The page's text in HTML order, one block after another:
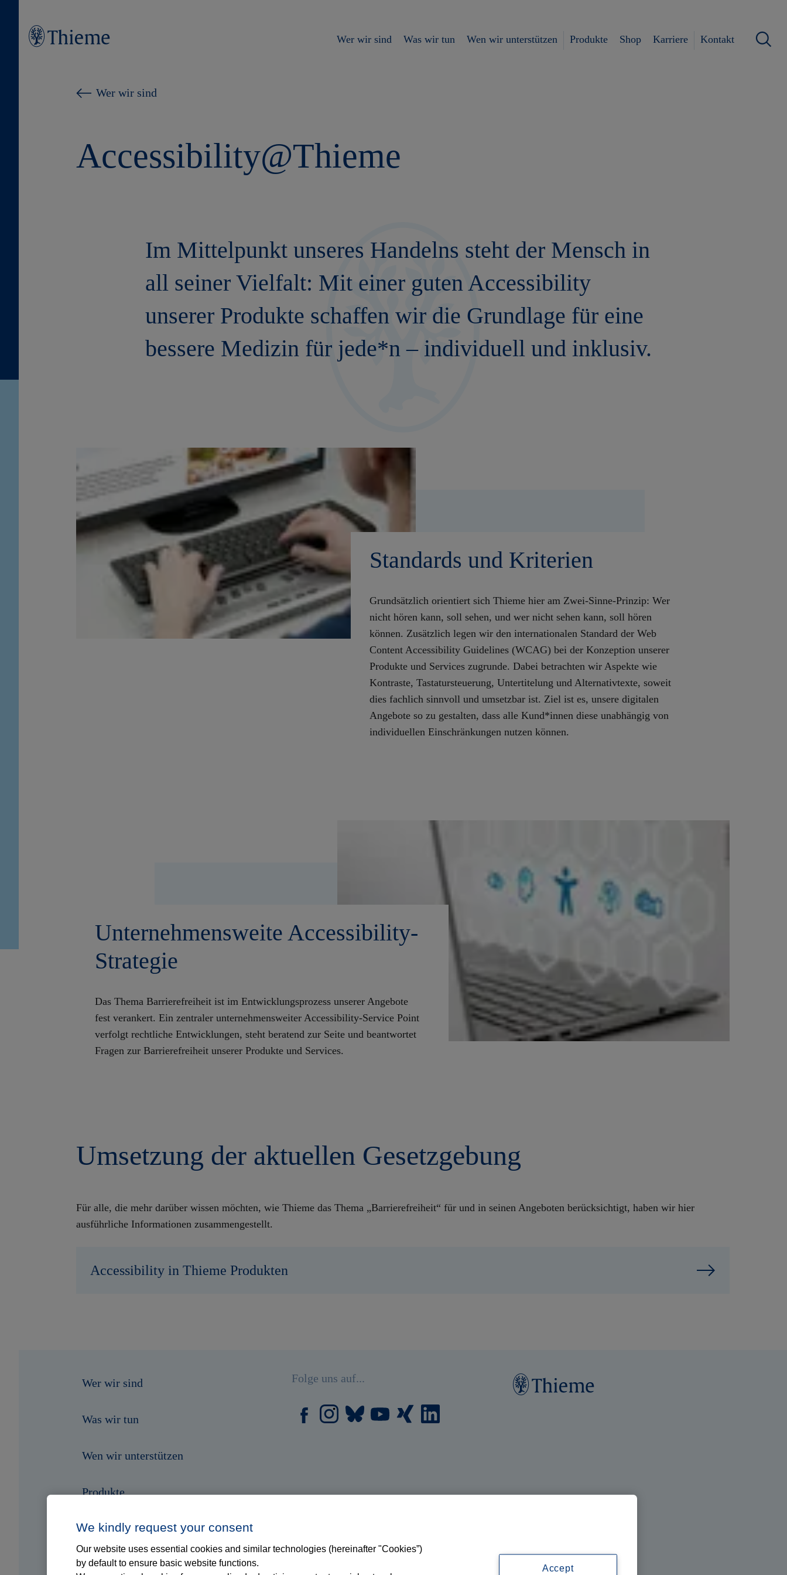
Wer wir sind Was wir tun Wen wir unterstützen Produkte Shop Karriere Kontakt
Wer wir sind
Accessibility@Thieme
Im Mittelpunkt unseres Handelns steht der Mensch in
all seiner Vielfalt: Mit einer guten Accessibility
unserer Produkte schaffen wir die Grundlage für eine
bessere Medizin für jede*n – individuell und inklusiv.
Standards und Kriterien
Grundsätzlich orientiert sich Thieme hier am Zwei-Sinne-Prinzip: Wer
nicht hören kann, soll sehen, und wer nicht sehen kann, soll hören
können. Zusätzlich legen wir den internationalen Standard der Web
Content Accessibility Guidelines (WCAG) bei der Konzeption unserer
Produkte und Services zugrunde. Dabei betrachten wir Aspekte wie
Kontraste, Tastatursteuerung, Untertitelung und Alternativtexte, soweit
dies fachlich sinnvoll und umsetzbar ist. Ziel ist es, unsere digitalen
Angebote so zu gestalten, dass alle Kund*innen diese unabhängig von
individuellen Einschränkungen nutzen können.
Unternehmensweite Accessibility-
Strategie
Das Thema Barrierefreiheit ist im Entwicklungsprozess unserer Angebote
fest verankert. Ein zentraler unternehmensweiter Accessibility-Service Point
verfolgt rechtliche Entwicklungen, steht beratend zur Seite und beantwortet
Fragen zur Barrierefreiheit unserer Produkte und Services.
Umsetzung der aktuellen Gesetzgebung
Für alle, die mehr darüber wissen möchten, wie Thieme das Thema „Barrierefreiheit“ für und in seinen Angeboten berücksichtigt, haben wir hier
ausführliche Informationen zusammengestellt.
Accessibility in Thieme Produkten
Wer wir sind
Was wir tun
Wen wir unterstützen
Produkte
Shop
Karriere
Folge uns auf...
We kindly request your consent
Our website uses essential cookies and similar technologies (hereinafter "Cookies”)
by default to ensure basic website functions.
Accept